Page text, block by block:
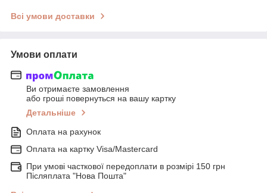
Всі умови доставки
Умови оплати
Ви отримаєте замовлення
або гроші повернуться на вашу картку
Детальніше
Оплата на рахунок
Оплата на картку Visa/Mastercard
При умові часткової передоплати в розмірі 150 грн
Післяплата "Нова Пошта"